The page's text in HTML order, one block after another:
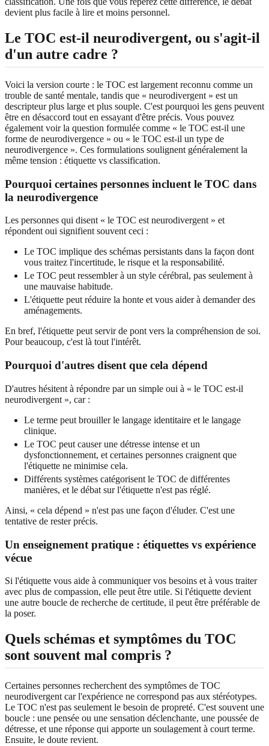
devient plus facile à lire et moins personnel.
Le TOC est-il neurodivergent, ou s'agit-il
d'un autre cadre ?
Voici la version courte : le TOC est largement reconnu comme un
trouble de santé mentale, tandis que « neurodivergent » est un
descripteur plus large et plus souple. C'est pourquoi les gens peuvent
être en désaccord tout en essayant d'être précis. Vous pouvez
également voir la question formulée comme « le TOC est-il une
forme de neurodivergence » ou « le TOC est-il un type de
neurodivergence ». Ces formulations soulignent généralement la
même tension : étiquette vs classification.
Pourquoi certaines personnes incluent le TOC dans
la neurodivergence
Les personnes qui disent « le TOC est neurodivergent » et
répondent oui signifient souvent ceci :
Le TOC implique des schémas persistants dans la façon dont
vous traitez l'incertitude, le risque et la responsabilité.
Le TOC peut ressembler à un style cérébral, pas seulement à
une mauvaise habitude.
L'étiquette peut réduire la honte et vous aider à demander des
aménagements.
En bref, l'étiquette peut servir de pont vers la compréhension de soi.
Pour beaucoup, c'est là tout l'intérêt.
Pourquoi d'autres disent que cela dépend
D'autres hésitent à répondre par un simple oui à « le TOC est-il
neurodivergent », car :
Le terme peut brouiller le langage identitaire et le langage
clinique.
Le TOC peut causer une détresse intense et un
dysfonctionnement, et certaines personnes craignent que
l'étiquette ne minimise cela.
Différents systèmes catégorisent le TOC de différentes
manières, et le débat sur l'étiquette n'est pas réglé.
Ainsi, « cela dépend » n'est pas une façon d'éluder. C'est une
tentative de rester précis.
Un enseignement pratique : étiquettes vs expérience
vécue
Si l'étiquette vous aide à communiquer vos besoins et à vous traiter
avec plus de compassion, elle peut être utile. Si l'étiquette devient
une autre boucle de recherche de certitude, il peut être préférable de
la poser.
Quels schémas et symptômes du TOC
sont souvent mal compris ?
Certaines personnes recherchent des symptômes de TOC
neurodivergent car l'expérience ne correspond pas aux stéréotypes.
Le TOC n'est pas seulement le besoin de propreté. C'est souvent une
boucle : une pensée ou une sensation déclenchante, une poussée de
détresse, et une réponse qui apporte un soulagement à court terme.
Ensuite, le doute revient.